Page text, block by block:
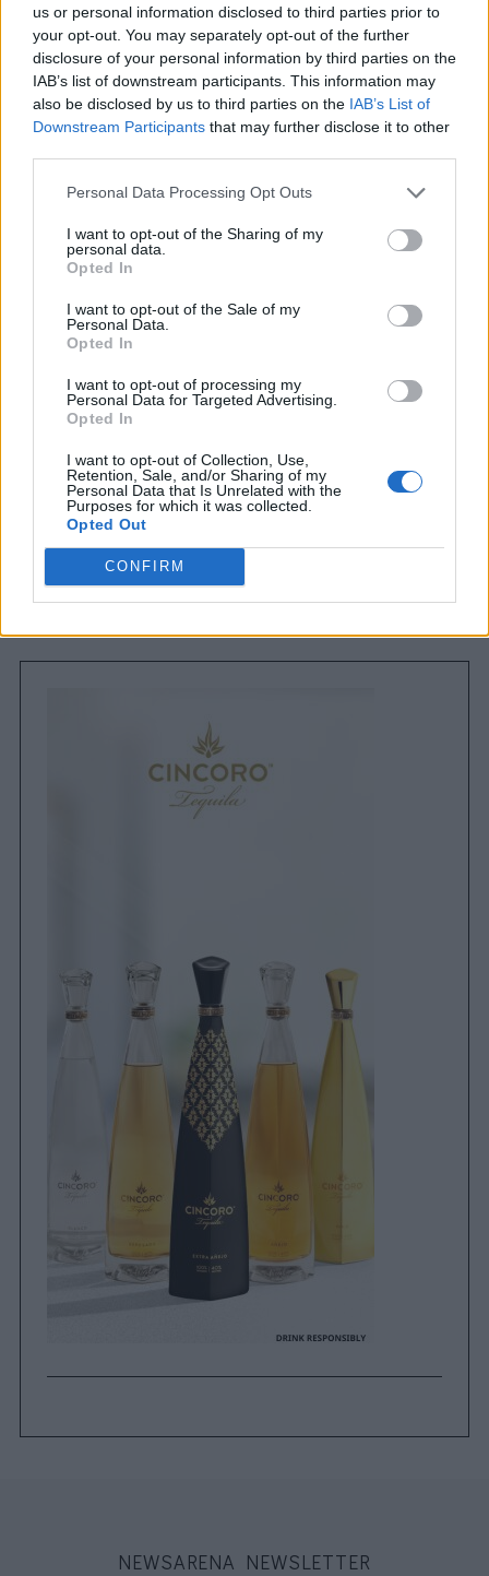
us or personal information disclosed to third parties prior to
your opt-out. You may separately opt-out of the further
disclosure of your personal information by third parties on the
IAB’s list of downstream participants. This information may
also be disclosed by us to third parties on the IAB’s List of
Downstream Participants that may further disclose it to other
Personal Data Processing Opt Outs
I want to opt-out of the Sharing of my
personal data.
Opted In
I want to opt-out of the Sale of my
Personal Data.
Opted In
I want to opt-out of processing my
Personal Data for Targeted Advertising.
Opted In
I want to opt-out of Collection, Use,
Retention, Sale, and/or Sharing of my
Personal Data that Is Unrelated with the
Purposes for which it was collected.
Opted Out
CONFIRM
Sparrow: Όταν Το Mayfair Συναντά Τη Μεσογειακή
Ιταλία
Previous article
Τα καλύτερα αθλητικά παπούτσια σε μαύρο
χρώμα για το 2021
Next article
Nusr-Et: Το εστιατόριο με τις «χρυσές
μπριζόλες» τώρα και στο Λονδίνο
NEWSARENA NEWSLETTER